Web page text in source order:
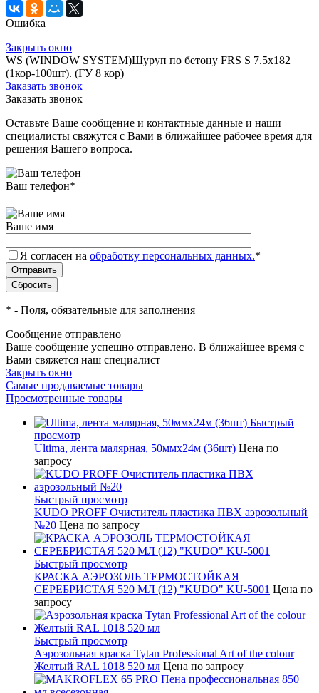
Ошибка
Закрыть окно
WS (WINDOW SYSTEM)Шуруп по бетону FRS S 7.5х182
(1кор-100шт). (ГУ 8 кор)
Заказать звонок
Заказать звонок
Оставьте Ваше сообщение и контактные данные и наши
специалисты свяжутся с Вами в ближайшее рабочее время для
решения Вашего вопроса.
Ваш телефон*
Ваше имя
Я согласен на обработку персональных данных.*
* - Поля, обязательные для заполнения
Сообщение отправлено
Ваше сообщение успешно отправлено. В ближайшее время с
Вами свяжется наш специалист
Закрыть окно
Самые продаваемые товары
Просмотренные товары
Быстрый
просмотр
Ultima, лента малярная, 50ммх24м (36шт) Цена по
запросу
Быстрый просмотр
KUDO PROFF Очиститель пластика ПВХ аэрозольный
№20 Цена по запросу
Быстрый просмотр
КРАСКА АЭРОЗОЛЬ ТЕРМОСТОЙКАЯ
СЕРЕБРИСТАЯ 520 МЛ (12) "KUDO" KU-5001 Цена по
запросу
Быстрый просмотр
Аэрозольная краска Tytan Professional Art of the colour
Желтый RAL 1018 520 мл Цена по запросу